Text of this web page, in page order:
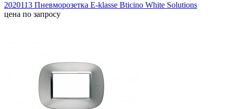
2020113 Пневморозетка E-klasse Bticino White Solutions
цена по запросу